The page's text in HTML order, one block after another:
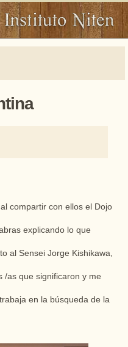
al compartircon ellosel
Dojo
explicando lo que
al SenseiJorge Kishikawa,
/as que significaron y me
trabaja en la búsquedade la